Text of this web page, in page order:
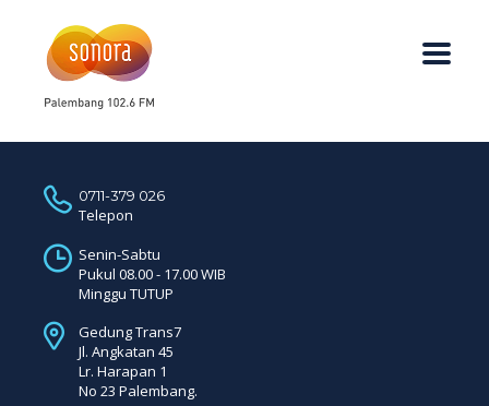
0711-379 026
Telepon
Senin-Sabtu
Pukul 08.00 - 17.00 WIB
Minggu TUTUP
Gedung Trans7
Jl. Angkatan 45
Lr. Harapan 1
No 23 Palembang.